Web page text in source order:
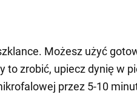
Możesz użyć
to zrobić, upiecz dynię w
przez 5-10